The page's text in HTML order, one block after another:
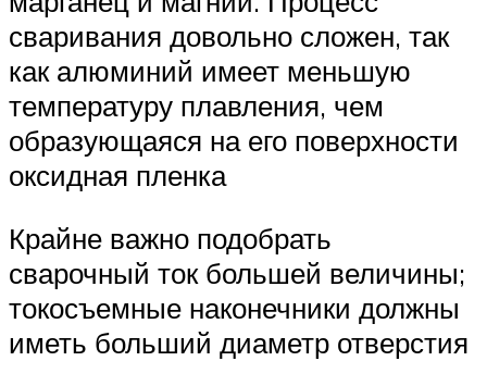
сваривания довольно сложен, так
как алюминий имеет меньшую
температуру плавления, чем
образующаяся на его поверхности
оксидная пленка
Крайне важно подобрать
сварочный ток большей величины;
токосъемные наконечники должны
иметь больший диаметр отверстия